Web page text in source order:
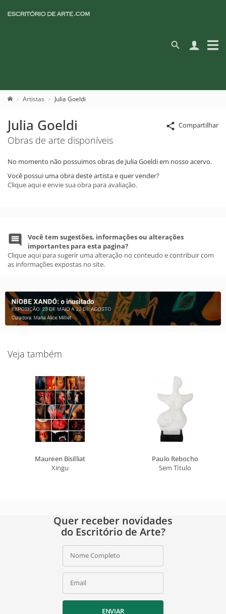
Artistas Julia Goeldi
Compartilhar
Julia Goeldi
Obras de arte disponíveis
No momento não possuimos obras de Julia Goeldi em nosso acervo.
Você possui uma obra deste artista e quer vender?
Clique aqui e envie sua obra para avaliação.
Você tem sugestões, informações ou alterações
importantes para esta pagina?
Clique aqui para sugerir uma alteração no conteudo e contribuir com
as informações expostas no site.
Veja também
Maureen Bisilliat
Xingu
Paulo Rebocho
Sem Título
Quer receber novidades
do Escritório de Arte?
Nome Completo
Email
ENVIAR